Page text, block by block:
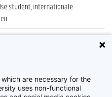
student, internationale
2010
voor buitenlandse studenten
are necessary for the
uses non-functional